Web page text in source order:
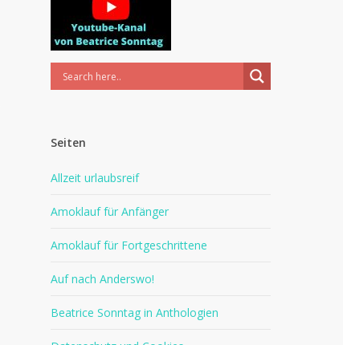
Seiten
Allzeit urlaubsreif
Amoklauf für Anfänger
Amoklauf für Fortgeschrittene
Auf nach Anderswo!
Beatrice Sonntag in Anthologien